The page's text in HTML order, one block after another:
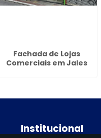
Fachada de Lojas
Comerciais em Jales
Institucional